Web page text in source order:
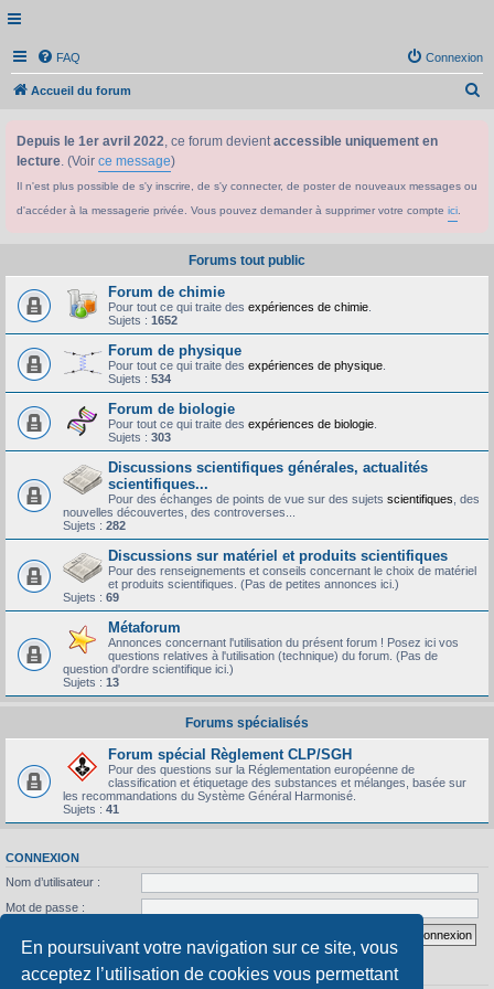
En poursuivant votre navigation sur ce site, vous
acceptez l’utilisation de cookies vous permettant
FAQ Connexion
Accueil du forum
h
Depuis le 1er avril 2022, ce forum devientaccessible uniquement en
lecture. (Voir ce message)
Il n'est plus possible de s'y inscrire, de s'y connecter, de poster de nouveaux messages ou
d'accéder à la messagerie privée. Vous pouvez demander à supprimer votre compte ici
Forums tout public
Forum de chimie
Pour tout ce qui traite des expériences de chimie
Sujets : 1652
Forum de physique
Pour tout ce qui traite des expériences de physique
Sujets : 534
Forum de biologie
Pour tout ce qui traite des expériences de biologie
Sujets : 303
Discussions scientifiques générales, actualités
scientifiques...
Pour des échanges de points de vue sur des sujets scientifiques , des
nouvelles découvertes, des controverses...
Sujets : 282
Discussions sur matériel et produits scientifiques
Pour des renseignements et conseils concernant le choix de matériel
et produits scientifiques. (Pas de petites annonces ici.)
Sujets : 69
Métaforum
Annonces concernant l'utilisation du présent forum ! Posez ici vos
questions relatives à l'utilisation (technique) du forum. (Pas de
question d'ordre scientifique ici.)
Sujets : 13
Forums spécialisés
Forum spécial Règlement CLP/SGH
Pour des questions sur la Réglementation européenne de
classification et étiquetage des substances et mélanges, basée sur
les recommandations du Système Général Harmonisé.
Sujets : 41
CONNEXION
Nom d’utilisateur :
Mot de passe :
STATISTIQUES